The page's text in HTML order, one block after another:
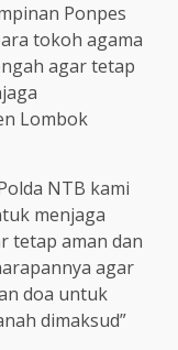
Ponpes
tokoh agama
agar tetap
Lombok
NTB kami
menjaga
tetap aman dan
agar
doa untuk
dimaksud”